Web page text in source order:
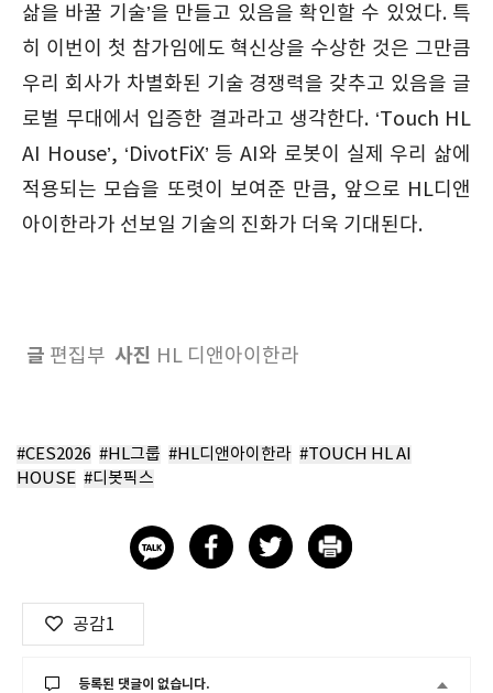
삶을 바꿀 기술’을 만들고 있음을 확인할 수 있었다. 특
히 이번이 첫 참가임에도 혁신상을 수상한 것은 그만큼
우리 회사가 차별화된 기술 경쟁력을 갖추고 있음을 글
로벌 무대에서 입증한 결과라고 생각한다. ‘Touch HL
AI House’, ‘DivotFiX’ 등 AI와 로봇이 실제 우리 삶에
적용되는 모습을 또렷이 보여준 만큼, 앞으로 HL디앤
아이한라가 선보일 기술의 진화가 더욱 기대된다.
글 편집부 사진 HL 디앤아이한라
#CES2026 #HL그룹 #HL디앤아이한라 #TOUCH HL AI
HOUSE #디봇픽스
공감1
등록된 댓글이 없습니다.